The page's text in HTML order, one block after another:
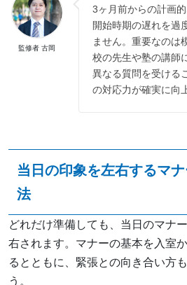
監修者 古岡
3ヶ月前からの計画
開始時期の遅れを過
ません。重要なのは
校の先生や塾の講師
異なる質問を受ける
の対応力が確実に向
当日の印象を左右するマ
法
どれだけ準備しても、当日のマナ
右されます。マナーの基本を入室
るとともに、緊張との向き合い方
う。